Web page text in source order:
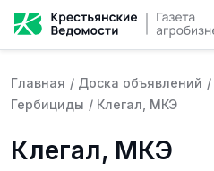
Главная / Доска объявлений /
Гербициды / Клегал, МКЭ
Клегал, МКЭ